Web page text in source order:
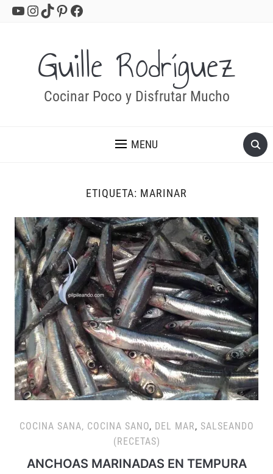
YouTube
Instagram
TikTok
Pinterest
Facebook
Guille Rodríguez
Cocinar Poco y Disfrutar Mucho
MENU
ETIQUETA: MARINAR
COCINA SANA, COCINA SANO, DEL MAR, SALSEANDO
(RECETAS)
ANCHOAS MARINADAS EN TEMPURA